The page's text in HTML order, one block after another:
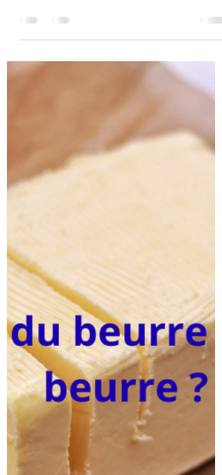
14 févr.
7 min de lecture
Boostez votre vie en 2026
Conseils d'experts pour un
corps et un esprit plus sains